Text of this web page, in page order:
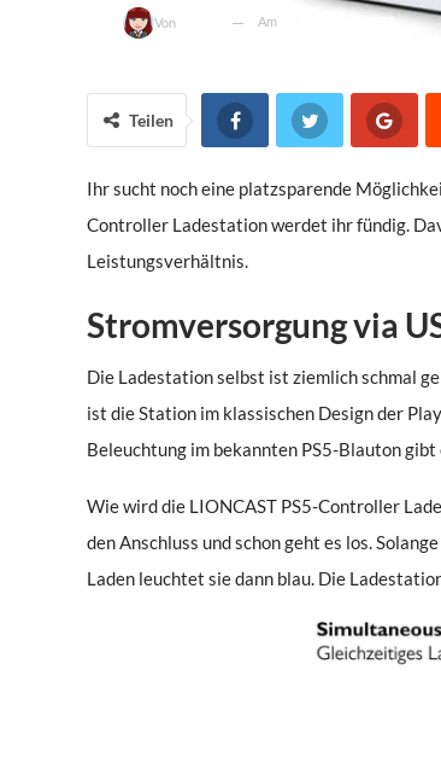
Von Am 21. Dezember 2023
Teilen
Ihr sucht noch eine platzsparende
Controller Ladestation werdet ihr fündig.
Leistungsverhältnis.
Stromversorgung via
Die Ladestation selbst ist ziemlich schmal
ist die Station im klassischen Design der
Beleuchtung im bekannten PS5-Blauton gibt
Wie wird die LIONCAST PS5-Controller
den Anschluss und schon geht es los.
Laden leuchtet sie dann blau. Die